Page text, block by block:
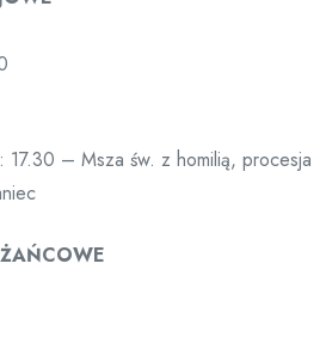
17.30 – Msza św. z homilią, procesja